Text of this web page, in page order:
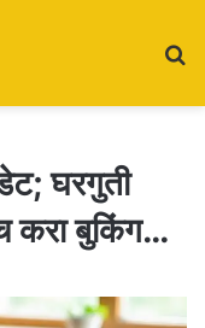
घरगुती
करा बुकिंग…